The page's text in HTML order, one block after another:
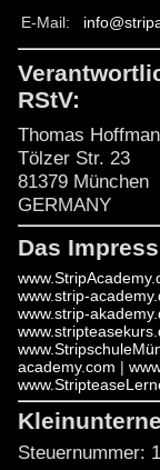
E-Mail:
RStV:
Thomas
Tölzer Str. 23
81379 München
GERMANY
Das
www.strip-
www.strip-
academy.com |
Steuernummer: